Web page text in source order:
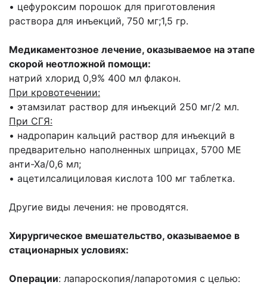
• цефуроксим порошок для приготовления
раствора для инъекций, 750 мг;1,5 гр.
Медикаментозное лечение, оказываемое на этапе
скорой неотложной помощи:
натрий хлорид 0,9% 400 мл флакон.
При кровотечении:
• этамзилат раствор для инъекций 250 мг/2 мл.
При СГЯ:
• надропарин кальций раствор для инъекций в
предварительно наполненных шприцах, 5700 МЕ
анти-Ха/0,6 мл;
• ацетилсалициловая кислота 100 мг таблетка.
Другие виды лечения: не проводятся.
Хирургическое вмешательство, оказываемое в
стационарных условиях:
Операции: лапароскопия/лапаротомия с целью: